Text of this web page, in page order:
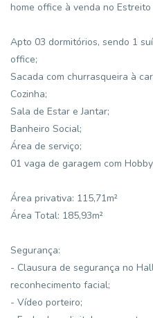
home office à venda no
Apto 03 dormitórios, sendo 1
office;
Sacada com churrasqueira à
Cozinha;
Sala de Estar e Jantar;
Banheiro Social;
Área de serviço;
01 vaga de garagem com
Área privativa: 115,71m²
Área Total: 185,93m²
Segurança:
- Clausura de segurança no
reconhecimento facial;
- Vídeo porteiro;